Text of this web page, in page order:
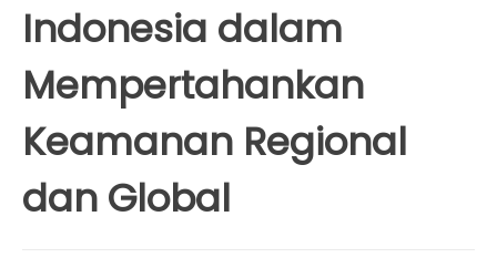
Indonesia dalam
Mempertahankan
Keamanan Regional
dan Global